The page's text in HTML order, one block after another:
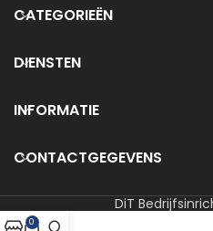
CATEGORIEËN
DIENSTEN
INFORMATIE
CONTACTGEGEVENS
DiT
0